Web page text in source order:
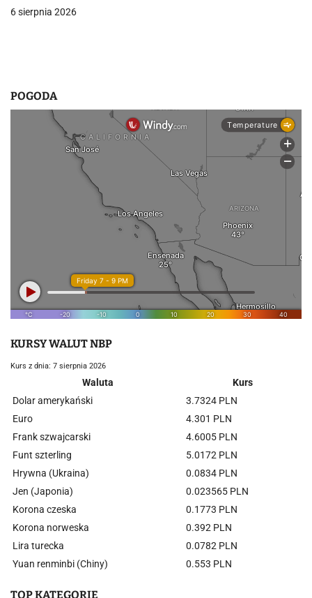
p
u
6 sierpnia 2026
POGODA
KURSY WALUT NBP
Kurs z dnia: 7 sierpnia 2026
Waluta
Kurs
Dolar amerykański
3.7324 PLN
Euro
4.301 PLN
Frank szwajcarski
4.6005 PLN
Funt szterling
5.0172 PLN
Hrywna (Ukraina)
0.0834 PLN
Jen (Japonia)
0.023565 PLN
Korona czeska
0.1773 PLN
Korona norweska
0.392 PLN
Lira turecka
0.0782 PLN
Yuan renminbi (Chiny)
0.553 PLN
TOP KATEGORIE